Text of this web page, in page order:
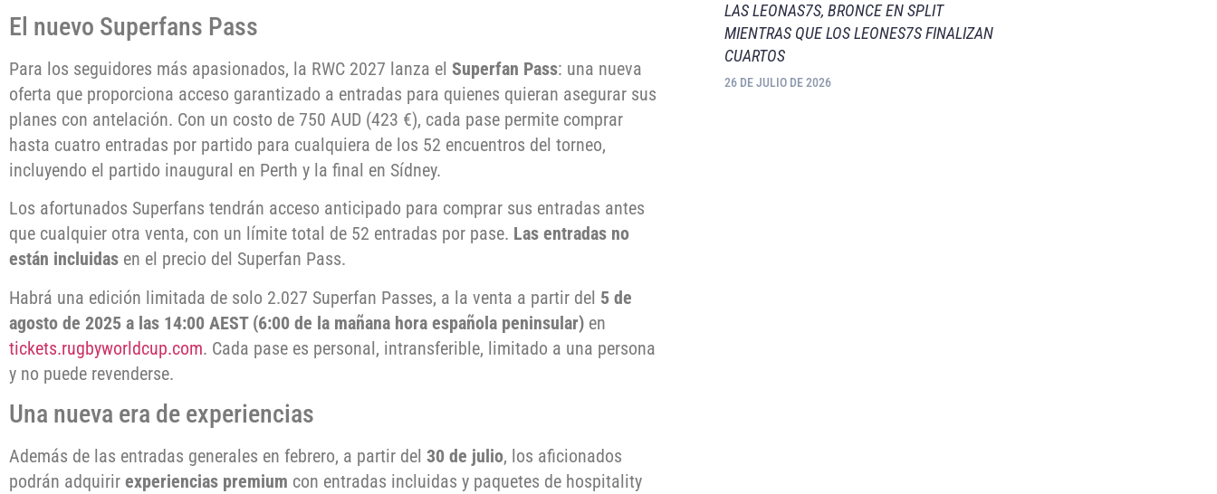
El nuevo Superfans Pass
Para los seguidores más apasionados, la RWC 2027 lanza el Superfan Pass: una nueva
oferta que proporciona acceso garantizado a entradas para quienes quieran asegurar sus
planes con antelación. Con un costo de 750 AUD (423 €), cada pase permite comprar
hasta cuatro entradas por partido para cualquiera de los 52 encuentros del torneo,
incluyendo el partido inaugural en Perth y la final en Sídney.
Los afortunados Superfans tendrán acceso anticipado para comprar sus entradas antes
que cualquier otra venta, con un límite total de 52 entradas por pase. Las entradas no
están incluidas en el precio del Superfan Pass.
Habrá una edición limitada de solo 2.027 Superfan Passes, a la venta a partir del 5 de
agosto de 2025 a las 14:00 AEST (6:00 de la mañana hora española peninsular) en
tickets.rugbyworldcup.com. Cada pase es personal, intransferible, limitado a una persona
y no puede revenderse.
Una nueva era de experiencias
Además de las entradas generales en febrero, a partir del 30 de julio, los aficionados
podrán adquirir experiencias premium con entradas incluidas y paquetes de hospitality
LAS LEONAS7S, BRONCE EN SPLIT
MIENTRAS QUE LOS LEONES7S FINALIZAN
CUARTOS
26 DE JULIO DE 2026